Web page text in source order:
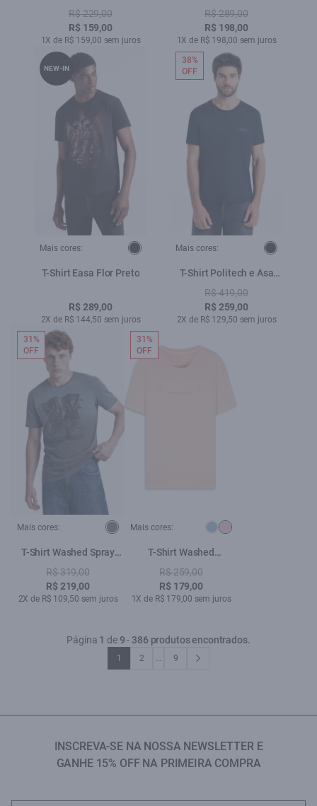
Ellus Azul Pervante
R$ 229,00
R$ 159,00
1X de R$ 159,00 sem juros
Classic Azul Seco
R$ 289,00
R$ 198,00
1X de R$ 198,00 sem juros
Mais cores:
T-Shirt Easa Flor Preto
R$ 289,00
2X de R$ 144,50 sem juros
NEW-IN
Mais cores:
T-Shirt Politech e Asa
Sport Preto
R$ 419,00
R$ 259,00
2X de R$ 129,50 sem juros
38%
OFF
Mais cores:
T-Shirt Washed Spray
Boots Plumbo
R$ 319,00
R$ 219,00
2X de R$ 109,50 sem juros
31%
OFF
Mais cores:
T-Shirt Washed
Essentials Blush
R$ 259,00
R$ 179,00
1X de R$ 179,00 sem juros
31%
OFF
Página 1 de 9- 386 produtos encontrados.
1 2 ... 9
INSCREVA-SE NA NOSSA NEWSLETTER E
GANHE 15% OFF NA PRIMEIRA COMPRA